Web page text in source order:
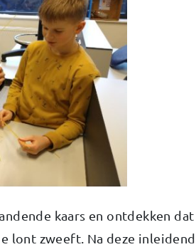
kaars en ontdekken
lont zweeft. Na deze